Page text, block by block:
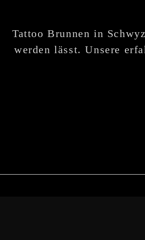
Tattoo Brunnen in
werden lässt. Unsere